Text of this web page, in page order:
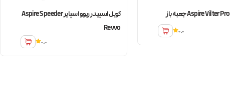
0.0
کویل اسپیدر ریوو اسپایر Aspire Speeder
Revvo
0.0